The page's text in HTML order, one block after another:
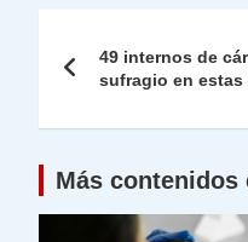
A
p
p
a
m
b
o
o
k
de
entradas
49 internos de
sufragio en estas
Más contenidos